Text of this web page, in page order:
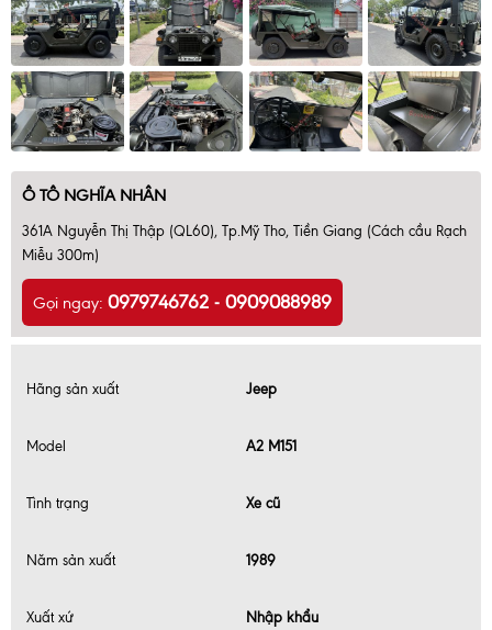
Ô TÔ NGHĨA NHÂN
361A Nguyễn Thị Thập (QL60), Tp.Mỹ Tho, Tiền Giang (Cách cầu Rạch
Miễu 300m)
Gọi ngay: 0979746762 - 0909088989
Hãng sản xuất Jeep
Model A2 M151
Tình trạng Xe cũ
Năm sản xuất 1989
Xuất xứ Nhập khẩu